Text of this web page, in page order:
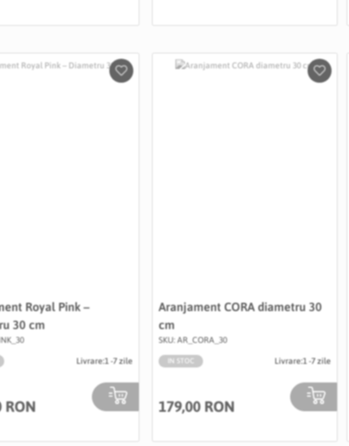
Royal Pink –
30 cm
Livrare:1 -7 zile
RON
Salveaza
Aranjament CORA diametru 30
cm
SKU: AR_CORA_30
IN STOC Livrare:1 -7 zile
179,00 RON
Salveaza